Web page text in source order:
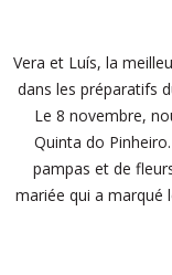
Vera et Luís, la
dans les préparatifs
Le 8 novembre,
Quinta do
pampas et de
mariée qui a marqué